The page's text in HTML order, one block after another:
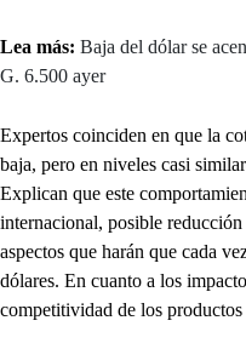
Lea más: Baja del dólar se
G. 6.500 ayer
Expertos coinciden en que la
baja, pero en niveles casi
Explican que este
internacional, posible
aspectos que harán que cada
dólares. En cuanto a los
competitividad de los productos